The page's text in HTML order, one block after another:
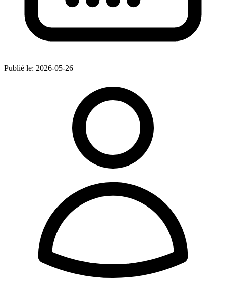
Publié le: 2026-05-26